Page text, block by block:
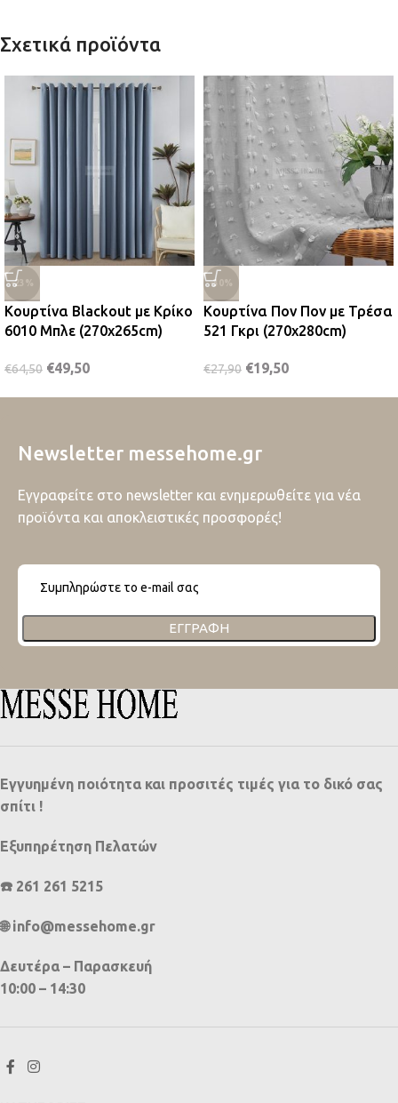
Σχετικά προϊόντα
-23%
Κουρτίνα Blackout με Κρίκο
6010 Μπλε (270x265cm)
€64,50 €49,50
-30%
Κουρτίνα Πον Πον με Τρέσα
521 Γκρι (270x280cm)
€27,90 €19,50
Newsletter messehome.gr
Εγγραφείτε στο newsletter και ενημερωθείτε για νέα
προϊόντα και αποκλειστικές προσφορές!
ΕΓΓΡΑΦΉ
Εγγυημένη ποιότητα και προσιτές τιμές για το δικό σας
σπίτι !
Εξυπηρέτηση Πελατών
☎️ 261 261 5215
🌐 info@messehome.gr
Δευτέρα – Παρασκευή
10:00 – 14:30